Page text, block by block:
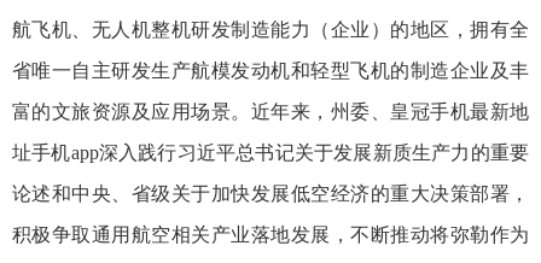
航飞机、无人机整机研发制造能力（企业）的地区，拥有全
省唯一自主研发生产航模发动机和轻型飞机的制造企业及丰
富的文旅资源及应用场景。近年来，州委、皇冠手机最新地
址手机app深入践行习近平总书记关于发展新质生产力的重要
论述和中央、省级关于加快发展低空经济的重大决策部署，
积极争取通用航空相关产业落地发展，不断推动将弥勒作为